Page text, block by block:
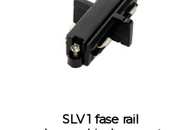
SLV 1 fase rail